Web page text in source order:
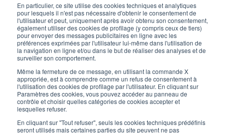
En particulier, ce site utilise des cookies techniques et analytiques
pour lesquels il n'est pas nécessaire d'obtenir le consentement de
l'utilisateur et peut, uniquement après avoir obtenu son consentement,
également utiliser des cookies de profilage (y compris ceux de tiers)
pour envoyer des messages publicitaires en ligne avec les
préférences exprimées par l'utilisateur lui-même dans l'utilisation de
la navigation en ligne et/ou dans le but de réaliser des analyses et de
surveiller son comportement.
Même la fermeture de ce message, en utilisant la commande X
appropriée, est à comprendre comme un refus de consentement à
l'utilisation des cookies de profilage par l'utilisateur. En cliquant sur
Paramètres des cookies, vous pouvez accéder au panneau de
contrôle et choisir quelles catégories de cookies accepter et
lesquelles refuser.
En cliquant sur "Tout refuser", seuls les cookies techniques prédéfinis
seront utilisés mais certaines parties du site peuvent ne pas
LIENS UTILES
Inscrivez-vous à notre newsletter
Travaillez avec nous
Les emballages d’Interfluid
Projet de transformation numérique
RESTEZ À JOUR